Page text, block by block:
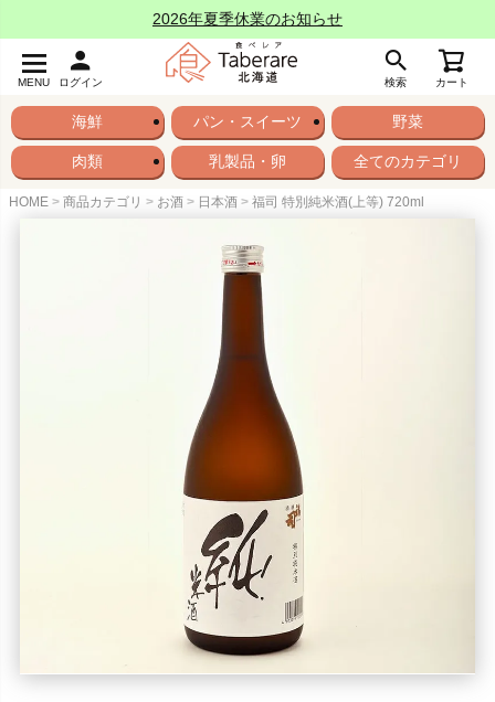
2026年夏季休業のお知らせ
MENU ログイン 検索 カート
海鮮 パン・スイーツ 野菜
肉類 乳製品・卵 全てのカテゴリ
HOME 商品カテゴリ お酒 日本酒 福司 特別純米酒(上等) 720ml